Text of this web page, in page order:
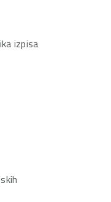
izpisa